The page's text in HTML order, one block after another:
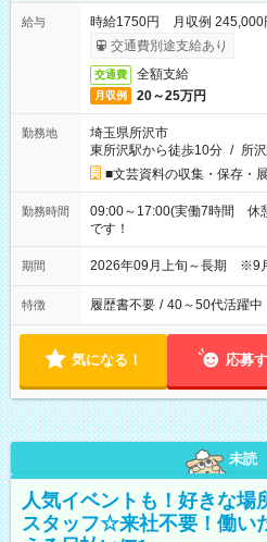
給与
時給1750円 月収例 245,000
交通費別途支給あり
交通費 全額支給
月収例 20～25万円
勤務地
埼玉県所沢市
東所沢駅から徒歩10分 / 所
■文芸資料の収集・保存・
勤務時間
09:00～17:00(実働7時間 休
です！
期間 2026年09月上旬～長期 ※9
特徴 履歴書不要 / 40～50代活躍中
気になる！ 応募
未読
人気イベントも！好きな場
スタッフ☆来社不要！働い